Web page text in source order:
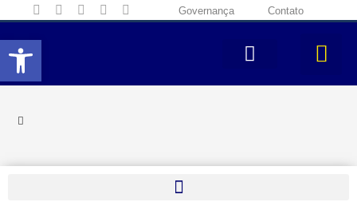
Abrir a barra de ferramentas
Governança Contato